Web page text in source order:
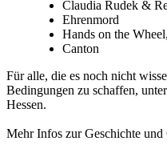
Claudia Rudek &
Ehrenmord
Hands on the
Canton
Für alle, die es noch nicht
Bedingungen zu schaffen,
Hessen.
Mehr Infos zur Geschichte